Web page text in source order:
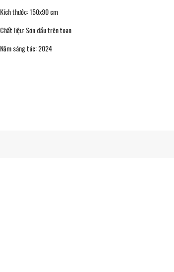
Kích thước: 150x90 cm
Chất liệu: Sơn dầu trên toan
Năm sáng tác: 2024